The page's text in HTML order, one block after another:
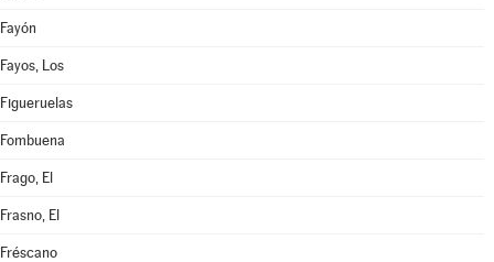
Fayón
Fayos, Los
Figueruelas
Fombuena
Frago, El
Frasno, El
Fréscano